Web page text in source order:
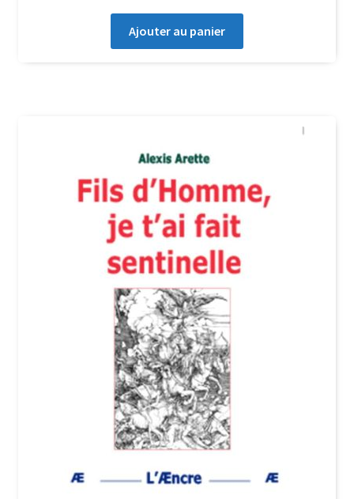
Ajouter au panier